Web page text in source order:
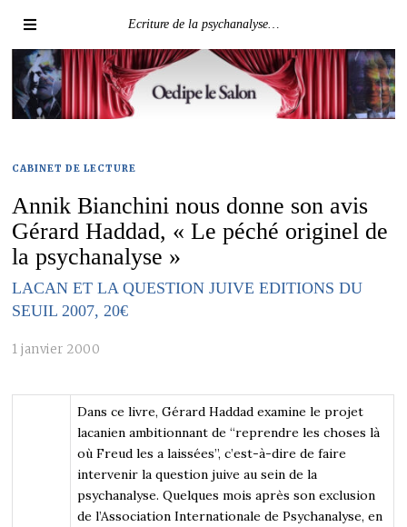
Ecriture de la psychanalyse…
CABINET DE LECTURE
Annik Bianchini nous donne son avis
Gérard Haddad, « Le péché originel de
la psychanalyse »
LACAN ET LA QUESTION JUIVE EDITIONS DU
SEUIL 2007, 20€
1 janvier 2000
Dans ce livre, Gérard Haddad examine le projet
lacanien ambitionnant de “reprendre les choses là
où Freud les a laissées”, c’est-à-dire de faire
intervenir la question juive au sein de la
psychanalyse. Quelques mois après son exclusion
de l’Association Internationale de Psychanalyse, en